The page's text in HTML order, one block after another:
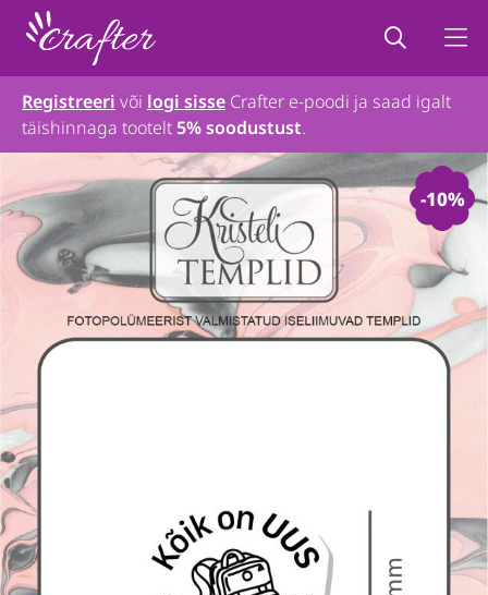
Registreeri või logi sisse Crafter e-poodi ja saad igalt
täishinnaga tootelt5% soodustust.
-10%